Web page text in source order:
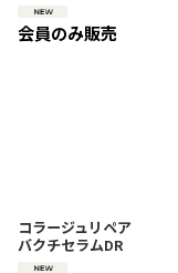
会員のみ販売
コラージュリペア
バクチセラムDR